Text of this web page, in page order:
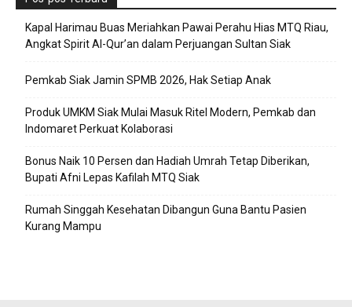
Kapal Harimau Buas Meriahkan Pawai Perahu Hias MTQ Riau,
Angkat Spirit Al-Qur’an dalam Perjuangan Sultan Siak
Pemkab Siak Jamin SPMB 2026, Hak Setiap Anak
Produk UMKM Siak Mulai Masuk Ritel Modern, Pemkab dan
Indomaret Perkuat Kolaborasi
Bonus Naik 10 Persen dan Hadiah Umrah Tetap Diberikan,
Bupati Afni Lepas Kafilah MTQ Siak
Rumah Singgah Kesehatan Dibangun Guna Bantu Pasien
Kurang Mampu